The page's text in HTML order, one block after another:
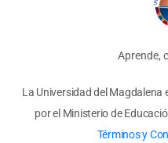
Aprende,
La Universidad del Magdalena
por el Ministerio de
Términos y